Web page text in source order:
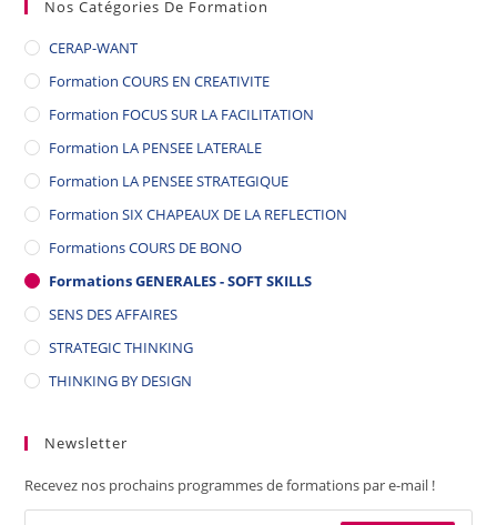
Nos Catégories De Formation
CERAP-WANT
Formation COURS EN CREATIVITE
Formation FOCUS SUR LA FACILITATION
Formation LA PENSEE LATERALE
Formation LA PENSEE STRATEGIQUE
Formation SIX CHAPEAUX DE LA REFLECTION
Formations COURS DE BONO
Formations GENERALES - SOFT SKILLS
SENS DES AFFAIRES
STRATEGIC THINKING
THINKING BY DESIGN
Newsletter
Recevez nos prochains programmes de formations par e-mail !